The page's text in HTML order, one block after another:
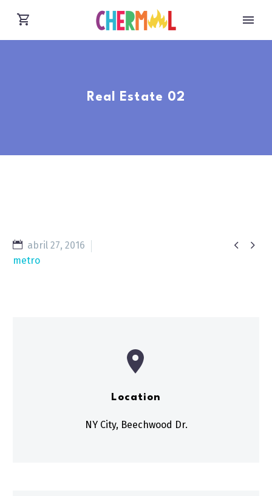
Real Estate 02
 
abril 27, 2016
metro


Location
NY City, Beechwood Dr.